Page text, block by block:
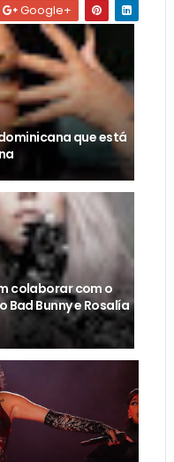
Google+
dominicana que está
colaborar com o
Bad Bunny e Rosalía